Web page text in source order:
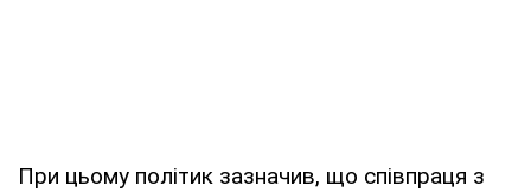
При цьому політик зазначив, що співпраця з